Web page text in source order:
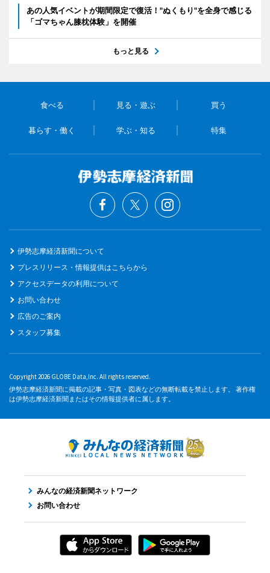
あの人気イベントが期間限定で復活！"ぬくもり"を全身で感じる
「ゴマちゃん膝枕体験」を開催
もっと見る
食べる 見る・遊ぶ 買う
暮らす・働く 学ぶ・知る 特集
伊勢志摩経済新聞について
プレスリリース・情報提供はこちらから
アクセスデータの利用について
お問い合わせ
広告のご案内
スタッフ募集
Copyright 2026 GLOBE Data,Inc. All rights reserved.
伊勢志摩経済新聞に掲載の記事・写真・図表などの無断転載を禁止します。 著作権
は伊勢志摩経済新聞またはその情報提供者に属します。
みんなの経済新聞ネットワーク
お問い合わせ